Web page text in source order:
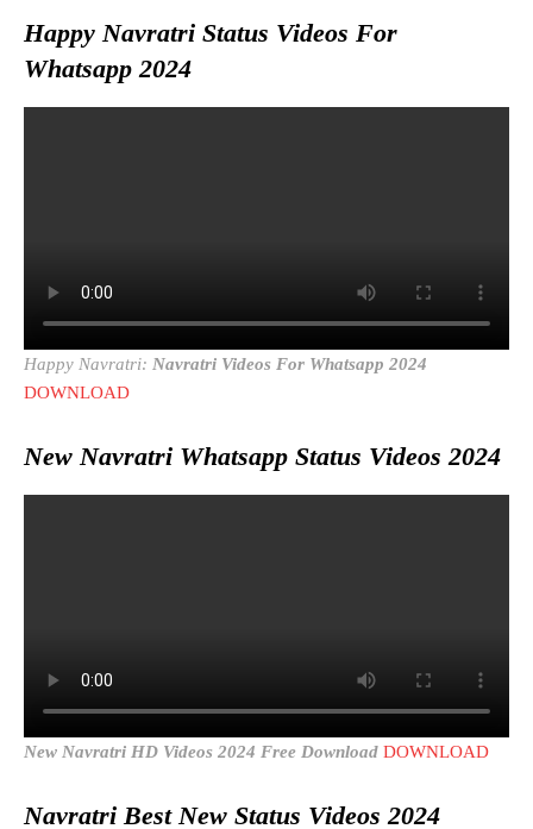
Happy Navratri Status Videos For
Whatsapp 2024
Happy Navratri: Navratri Videos For Whatsapp 2024
DOWNLOAD
New Navratri Whatsapp Status Videos 2024
New Navratri HD Videos 2024 Free Download DOWNLOAD
Navratri Best New Status Videos 2024